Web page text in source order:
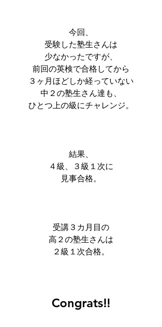
今回、
受験した塾生さんは
少なかったですが、
前回の英検で合格してから
３ヶ月ほどしか経っていない
中２の塾生さん達も、
ひとつ上の級にチャレンジ。
結果、
４級、３級１次に
見事合格。
受講３カ月目の
高２の塾生さんは
２級１次合格。
Congrats!!